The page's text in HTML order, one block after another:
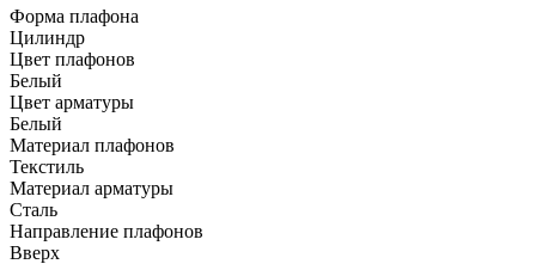
Форма плафона
Цилиндр
Цвет плафонов
Белый
Цвет арматуры
Белый
Материал плафонов
Текстиль
Материал арматуры
Сталь
Направление плафонов
Вверх